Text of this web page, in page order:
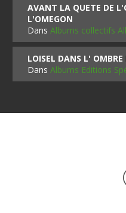
AVANT LA QUETE DE
L'OMEGON
DansAlbums collectifs
LOISEL DANS L' OMBRE
DansAlbums Editions